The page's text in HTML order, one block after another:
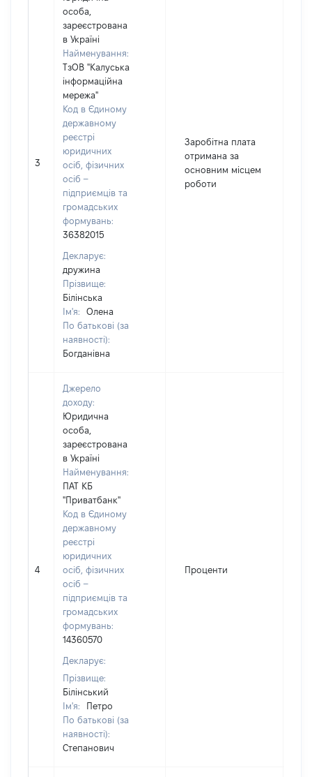
3
особа,
зареєстрована
в Україні
Найменування:
ТзОВ "Калуська
інформаційна
мережа"
Код в Єдиному
державному
реєстрі
юридичних
осіб, фізичних
осіб –
підприємців та
громадських
формувань:
36382015
Декларує:
дружина
Прізвище:
Білінська
Ім'я:
Олена
По батькові (за
наявності):
Богданівна
Заробітна плата
отримана за
основним місцем
роботи
4
Джерело
доходу:
Юридична
особа,
зареєстрована
в Україні
Найменування:
ПАТ КБ
"Приватбанк"
Код в Єдиному
державному
реєстрі
юридичних
осіб, фізичних
осіб –
підприємців та
громадських
формувань:
14360570
Декларує:
Прізвище:
Білінський
Ім'я:
Петро
По батькові (за
наявності):
Степанович
Проценти